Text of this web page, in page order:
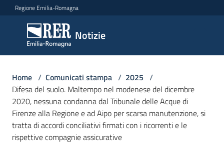
Vai al contenuto
Vai alla navigazione
Vai al footer
Regione Emilia-Romagna
Notizie
Notizie
Comunicati
stampa
Menu selezionato
Cerca
un
comunicato
Home / Comunicati stampa / 2025 /
Difesa del suolo. Maltempo nel modenese del dicembre
2020, nessuna condanna dal Tribunale delle Acque di
Firenze alla Regione e ad Aipo per scarsa manutenzione, si
tratta di accordi conciliativi firmati con i ricorrenti e le
rispettive compagnie assicurative